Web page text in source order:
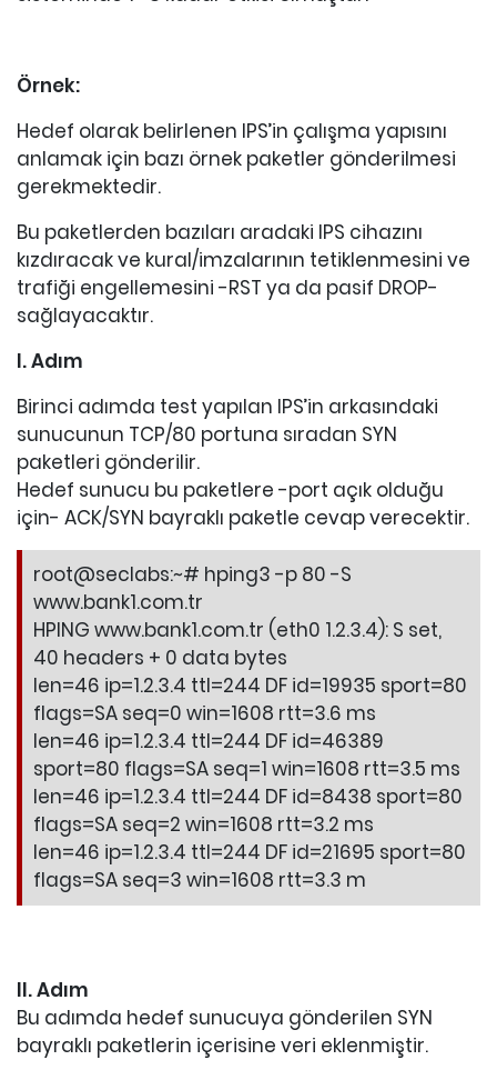
Örnek:
Hedef olarak belirlenen IPS’in çalışma yapısını
anlamak için bazı örnek paketler gönderilmesi
gerekmektedir.
Bu paketlerden bazıları aradaki IPS cihazını
kızdıracak ve kural/imzalarının tetiklenmesini ve
trafiği engellemesini -RST ya da pasif DROP-
sağlayacaktır.
I. Adım
Birinci adımda test yapılan IPS’in arkasındaki
sunucunun TCP/80 portuna sıradan SYN
paketleri gönderilir.
Hedef sunucu bu paketlere -port açık olduğu
için- ACK/SYN bayraklı paketle cevap verecektir.
root@seclabs:~# hping3 -p 80 -S
www.bank1.com.tr
HPING www.bank1.com.tr (eth0 1.2.3.4): S set,
40 headers + 0 data bytes
len=46 ip=1.2.3.4 ttl=244 DF id=19935 sport=80
flags=SA seq=0 win=1608 rtt=3.6 ms
len=46 ip=1.2.3.4 ttl=244 DF id=46389
sport=80 flags=SA seq=1 win=1608 rtt=3.5 ms
len=46 ip=1.2.3.4 ttl=244 DF id=8438 sport=80
flags=SA seq=2 win=1608 rtt=3.2 ms
len=46 ip=1.2.3.4 ttl=244 DF id=21695 sport=80
flags=SA seq=3 win=1608 rtt=3.3 m
II. Adım
Bu adımda hedef sunucuya gönderilen SYN
bayraklı paketlerin içerisine veri eklenmiştir.